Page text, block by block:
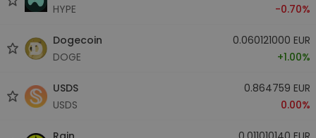
HYPE
-0.70%
Dogecoin
DOGE
0.060121000 EUR
+1.00%
USDS
USDS
0.864759 EUR
0.00%